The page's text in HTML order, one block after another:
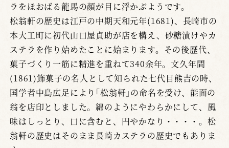
ラをほおばる龍馬の顔が目に浮かぶようです。
松翁軒の歴史は江戸の中期天和元年(1681)、長崎市の
本大工町に初代山口屋貞助が店を構え、砂糖漬けやカ
ステラを作り始めたことに始まります。その後歴代、
菓子づくり一筋に精進を重ねて340余年。文久年間
(1861)飾菓子の名人として知られた七代目熊吉の時、
国学者中島広足により｢松翁軒｣の命名を受け、能面の
翁を店印としました。綿のようにやわらかにして、風
味はしっとり、口に含むと、円やかなり・・・・。松
翁軒の歴史はそのまま長崎カステラの歴史でもありま